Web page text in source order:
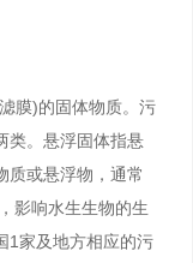
膜)的固体物质。污
类。悬浮固体指悬
质或悬浮物，通常
影响水生生物的生
1家及地方相应的污